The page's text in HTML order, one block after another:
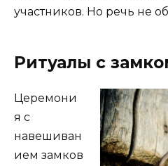
участников. Но речь не
Ритуалы с
Церемони
я с
навешиван
ием замков